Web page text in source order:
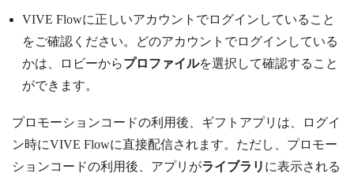
VIVE Flowに正しいアカウントでログインしていること
をご確認ください。どのアカウントでログインしている
かは、ロビーからプロファイルを選択して確認すること
ができます。
プロモーションコードの利用後、ギフトアプリは、ログイ
ン時にVIVE Flowに直接配信されます。ただし、プロモー
ションコードの利用後、アプリがライブラリ に表示される